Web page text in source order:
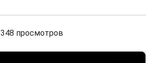
348 просмотров